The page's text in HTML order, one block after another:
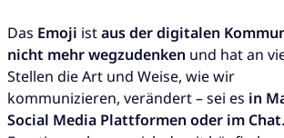
Das Emoji istaus der digitalen
nicht mehr wegzudenken und hat an
Stellen die Art und Weise, wie wir
kommunizieren, verändert – sei es in
Social Media Plattformen oder im Chat.